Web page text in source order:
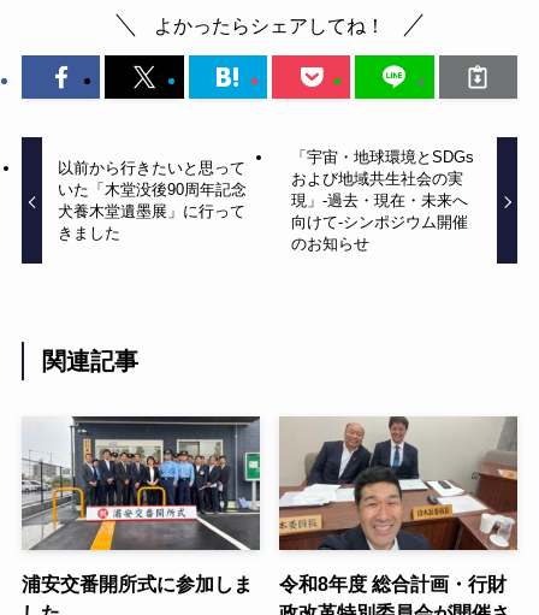
よかったらシェアしてね！
以前から行きたいと思って
いた「木堂没後90周年記念
犬養木堂遺墨展」に行って
きました
「宇宙・地球環境とSDGs
および地域共生社会の実
現」-過去・現在・未来へ
向けて-シンポジウム開催
のお知らせ
関連記事
浦安交番開所式に参加しま
令和8年度 総合計画・行財